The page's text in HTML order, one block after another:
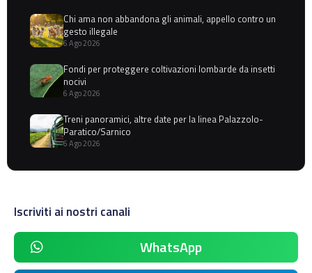
Chi ama non abbandona gli animali, appello contro un
gesto illegale
6 Ago 2026
Fondi per proteggere coltivazioni lombarde da insetti
nocivi
6 Ago 2026
Treni panoramici, altre date per la linea Palazzolo-
Paratico/Sarnico
6 Ago 2026
Iscriviti ai nostri canali
WhatsApp